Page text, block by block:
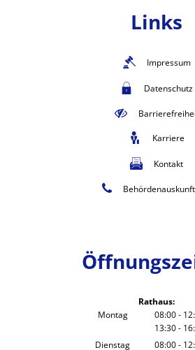
Links
Impressum
Datenschutz
Karriere
Kontakt
Rathaus:
Montag
08:00-
13:30-
Dienstag 08:00-